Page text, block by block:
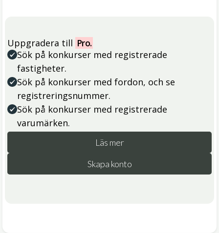
Uppgradera till Pro.
Sök på konkurser med registrerade
fastigheter.
Sök på konkurser med fordon, och se
registreringsnummer.
Sök på konkurser med registrerade
varumärken.
Läs mer
Skapa konto